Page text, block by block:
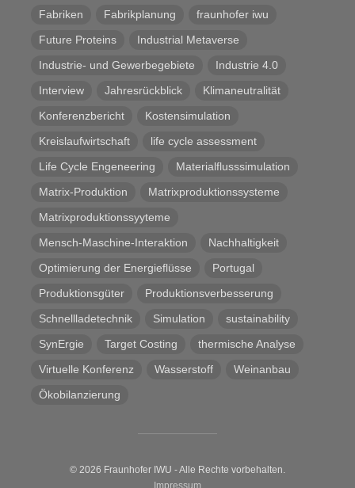
Fabriken
Fabrikplanung
fraunhofer iwu
Future Proteins
Industrial Metaverse
Industrie- und Gewerbegebiete
Industrie 4.0
Interview
Jahresrückblick
Klimaneutralität
Konferenzbericht
Kostensimulation
Kreislaufwirtschaft
life cycle assessment
Life Cycle Engeneering
Materialflusssimulation
Matrix-Produktion
Matrixproduktionssysteme
Matrixproduktionssyyteme
Mensch-Maschine-Interaktion
Nachhaltigkeit
Optimierung der Energieflüsse
Portugal
Produktionsgüter
Produktionsverbesserung
Schnellladetechnik
Simulation
sustainability
SynErgie
Target Costing
thermische Analyse
Virtuelle Konferenz
Wasserstoff
Weinanbau
Ökobilanzierung
© 2026 Fraunhofer IWU - Alle Rechte vorbehalten.
Impressum